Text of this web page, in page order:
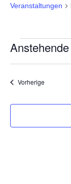
Veranstaltungen
Anstehende
Vorherige